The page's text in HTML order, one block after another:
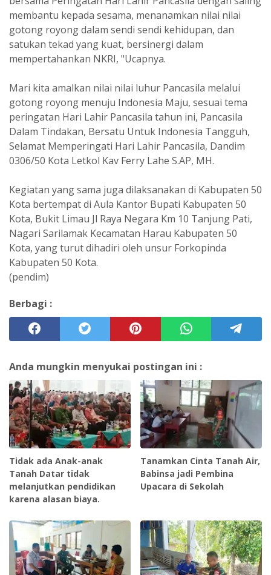
membantu kepada sesama, menanamkan nilai nilai
gotong royong dalam sendi sendi kehidupan, dan
satukan tekad yang kuat, bersinergi dalam
mempertahankan NKRI, "Ucapnya.
Mari kita amalkan nilai nilai luhur Pancasila melalui
gotong royong menuju Indonesia Maju, sesuai tema
peringatan Hari Lahir Pancasila tahun ini, Pancasila
Dalam Tindakan, Bersatu Untuk Indonesia Tangguh,
Selamat Memperingati Hari Lahir Pancasila, Dandim
0306/50 Kota Letkol Kav Ferry Lahe S.AP, MH.
Kegiatan yang sama juga dilaksanakan di Kabupaten 50
Kota bertempat di Aula Kantor Bupati Kabupaten 50
Kota, Bukit Limau Jl Raya Negara Km 10 Tanjung Pati,
Nagari Sarilamak Kecamatan Harau Kabupaten 50
Kota, yang turut dihadiri oleh unsur Forkopinda
Kabupaten 50 Kota.
(pendim)
Berbagi :
Anda mungkin menyukai postingan ini :
Tidak ada Anak-anak
Tanah Datar tidak
melanjutkan pendidikan
karena alasan biaya.
Tanamkan Cinta Tanah Air,
Babinsa jadi Pembina
Upacara di Sekolah